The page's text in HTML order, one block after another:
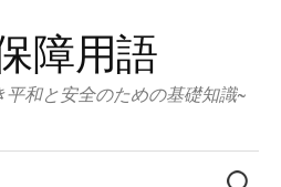
障用語
和と安全のための基礎知識~
検
索: